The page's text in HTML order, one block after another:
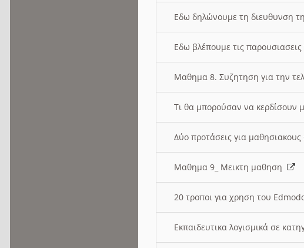
Εδω δηλώνουμε τη διευθυνση
Εδω βλέπουμε τις
Μαθημα 8. Συζητηση για την
Τι θα μπορούσαν να κερδίσουν
Δύο προτάσεις για
Μαθημα 9_ Μεικτη μαθηση
20 τροποι για χρηση του
Εκπαιδευτικα λογισμικά σε